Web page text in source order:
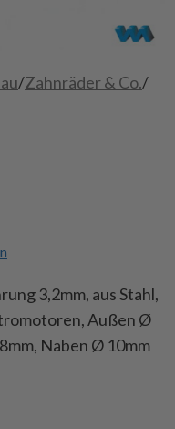
/Zahnräder & Co./
3,2mm, aus Stahl,
Außen Ø
Naben Ø 10mm